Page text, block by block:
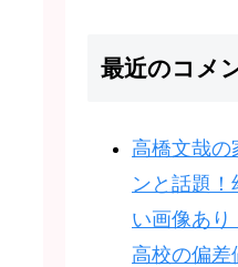
最近のコメ
高橋文哉の
ンと話題
い画像あり
高校の偏差